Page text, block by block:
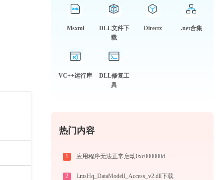
Msxml
DLL文件下
载
Directx .net合集
VC++运行库
DLL修复工
具
热门内容
1 应用程序无法正常启动0xc000000d
2 LmsHq_DataModelI_Access_v2.dll下载